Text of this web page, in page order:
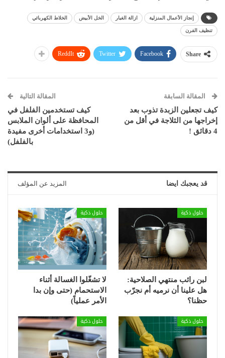
إنجاز الأعمال المنزلية ازالة الغبار الخل الأبيض الخلاط الكهربائي
تنظيف الفرن
Share
Facebook
Twitter
ReddIt
المقالة السابقة
كيف تجعلين الزبدة تذوب بعد
إخراجها من الثلاجة في أقل من
4 دقائق !
المقالة التالية
كيف تستخدمين الفلفل في
المحافظة على ألوان الملابس
(و3 استخدامات أخرى مفيدة
بالفلفل)
قد يعجبك ايضا المزيد عن المؤلف
حلول ذكية
لبن رائب منتهي الصلاحية:
هل علينا أن نرميه أم نجرّب
حظنا؟
حلول ذكية
لا تشغّلوا الغسالة أثناء
الاستحمام (حتى وإن بدا
الأمر عملياً)
حلول ذكية حلول ذكية